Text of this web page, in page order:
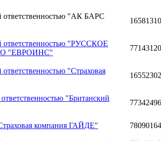
ответственностью "АК БАРС
ответственностью "РУССКОЕ
"ЕВРОИНС"
"Страховая
"Британский
компания ГАЙДЕ"